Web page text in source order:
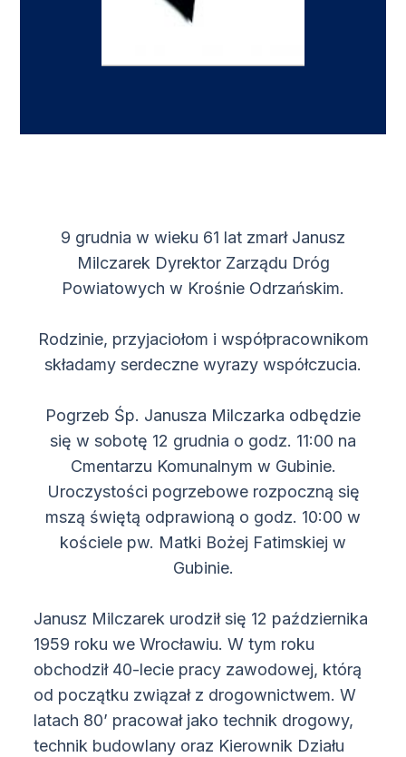
9 grudnia w wieku 61 lat zmarł Janusz
Milczarek Dyrektor Zarządu Dróg
Powiatowych w Krośnie Odrzańskim.
Rodzinie, przyjaciołom i współpracownikom
składamy serdeczne wyrazy współczucia.
Pogrzeb Śp. Janusza Milczarka odbędzie
się w sobotę 12 grudnia o godz. 11:00 na
Cmentarzu Komunalnym w Gubinie.
Uroczystości pogrzebowe rozpoczną się
mszą świętą odprawioną o godz. 10:00 w
kościele pw. Matki Bożej Fatimskiej w
Gubinie.
Janusz Milczarek urodził się 12 października
1959 roku we Wrocławiu. W tym roku
obchodził 40-lecie pracy zawodowej, którą
od początku związał z drogownictwem. W
latach 80’ pracował jako technik drogowy,
technik budowlany oraz Kierownik Działu